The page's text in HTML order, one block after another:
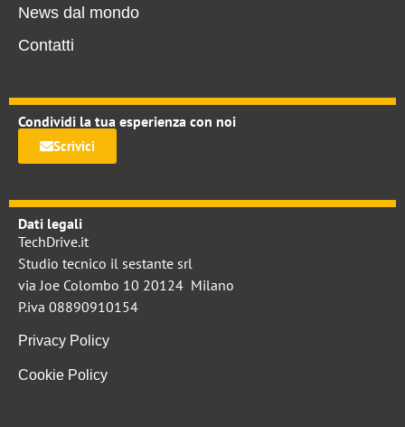
News dal mondo
Contatti
Condividi la tua esperienza con noi
Scrivici
Dati legali
TechDrive.it
Studio tecnico il sestante srl
via Joe Colombo 10 20124 Milano
P.iva 08890910154
Privacy Policy
Cookie Policy